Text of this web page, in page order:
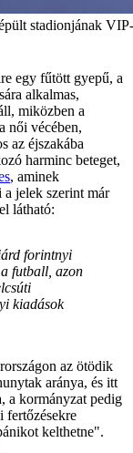
stadionjának
egy fűtött gyepű, a
alkalmas,
miközben a
női vécében,
az éjszakába
harminc beteget,
, aminek
jelek szerint már
látható:
forintnyi
futball, azon
kiadások
az ötödik
aránya, és itt
a kormányzat pedig
fertőzésekre
kelthetne".